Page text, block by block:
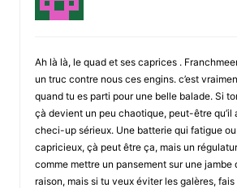
Ah là là, le quad et ses caprices .
un truc contre nous ces engins. c’est
quand tu es parti pour une belle balade. Si
çà devient un peu chaotique, peut-être qu’il
checi-up sérieux. Une batterie qui fatigue
capricieux, çà peut être ça, mais un
comme mettre un pansement sur une jambe
raison, mais si tu veux éviter les galères,